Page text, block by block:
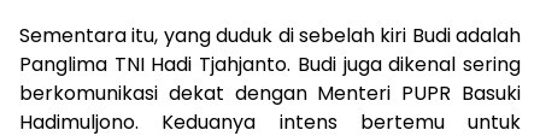
Sementara itu, yang duduk di sebelah kiri Budi adalah
Panglima TNI Hadi Tjahjanto. Budi juga dikenal sering
berkomunikasi dekat dengan Menteri PUPR Basuki
Hadimuljono. Keduanya intens bertemu untuk